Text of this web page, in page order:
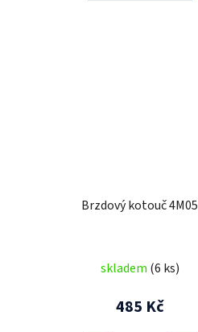
Brzdový kotouč 4M05
skladem (6 ks)
485 Kč